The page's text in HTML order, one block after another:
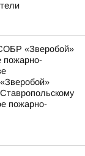
«Зверобой»
пожарно-
пожарно-